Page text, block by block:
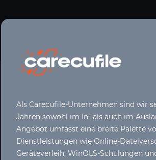
Als Carecufile-Unternehmen sind wir
Jahren sowohl im In- als auch im
Angebot umfasst eine breite Palette
Dienstleistungen wie Online-
Geräteverleih, WinOLS-Schulungen